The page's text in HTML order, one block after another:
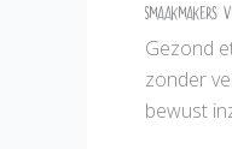
Gezond
zonder
bewust